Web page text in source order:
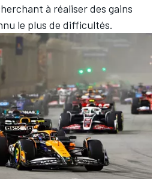
à réaliser des gains
le plus de difficultés.